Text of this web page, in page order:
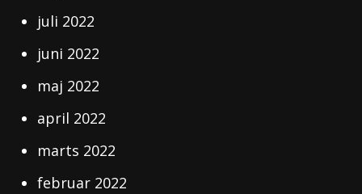
juli 2022
juni 2022
maj 2022
april 2022
marts 2022
februar 2022